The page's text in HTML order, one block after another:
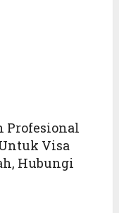
Profesional
Visa
Hubungi